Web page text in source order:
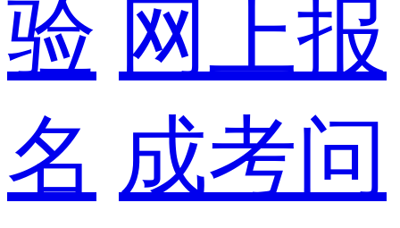
验 网上报
名 成考问